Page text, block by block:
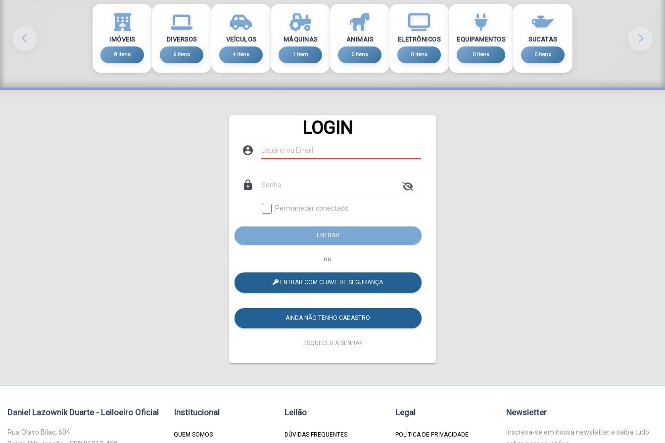
IMÓVEIS
8 itens
DIVERSOS
6 itens
VEÍCULOS
4 itens
MÁQUINAS
1 item
ANIMAIS
0 itens
ELETRÔNICOS
0 itens
EQUIPAMENTOS
0 itens
SUCATAS
0 itens
LOGIN
account_circle
lock
Permanecer conectado
ENTRAR
ou
ENTRAR COM CHAVE DE SEGURANÇA
AINDA NÃO TENHO CADASTRO
ESQUECEU A SENHA?
Daniel Lazownik Duarte - Leiloeiro Oficial
Rua Olavo Bilac, 604
Institucional
QUEM SOMOS
Leilão
DÚVIDAS FREQUENTES
Legal
POLÍTICA DE PRIVACIDADE
Newsletter
Inscreva-se em nossa newsletter e saiba tudo